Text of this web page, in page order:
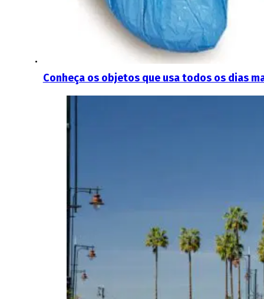
Conheça os objetos que usa todos os dias